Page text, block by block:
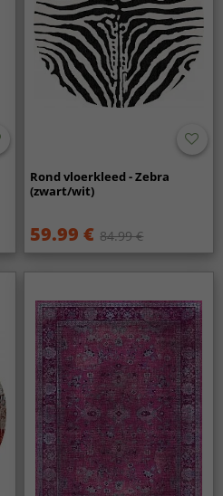
Rond vloerkleed - Zebra
(zwart/wit)
59.99 € 84.99 €